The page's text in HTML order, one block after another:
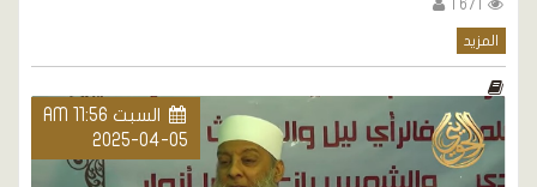
المزيد
السبت AM 11:56
2025-04-05